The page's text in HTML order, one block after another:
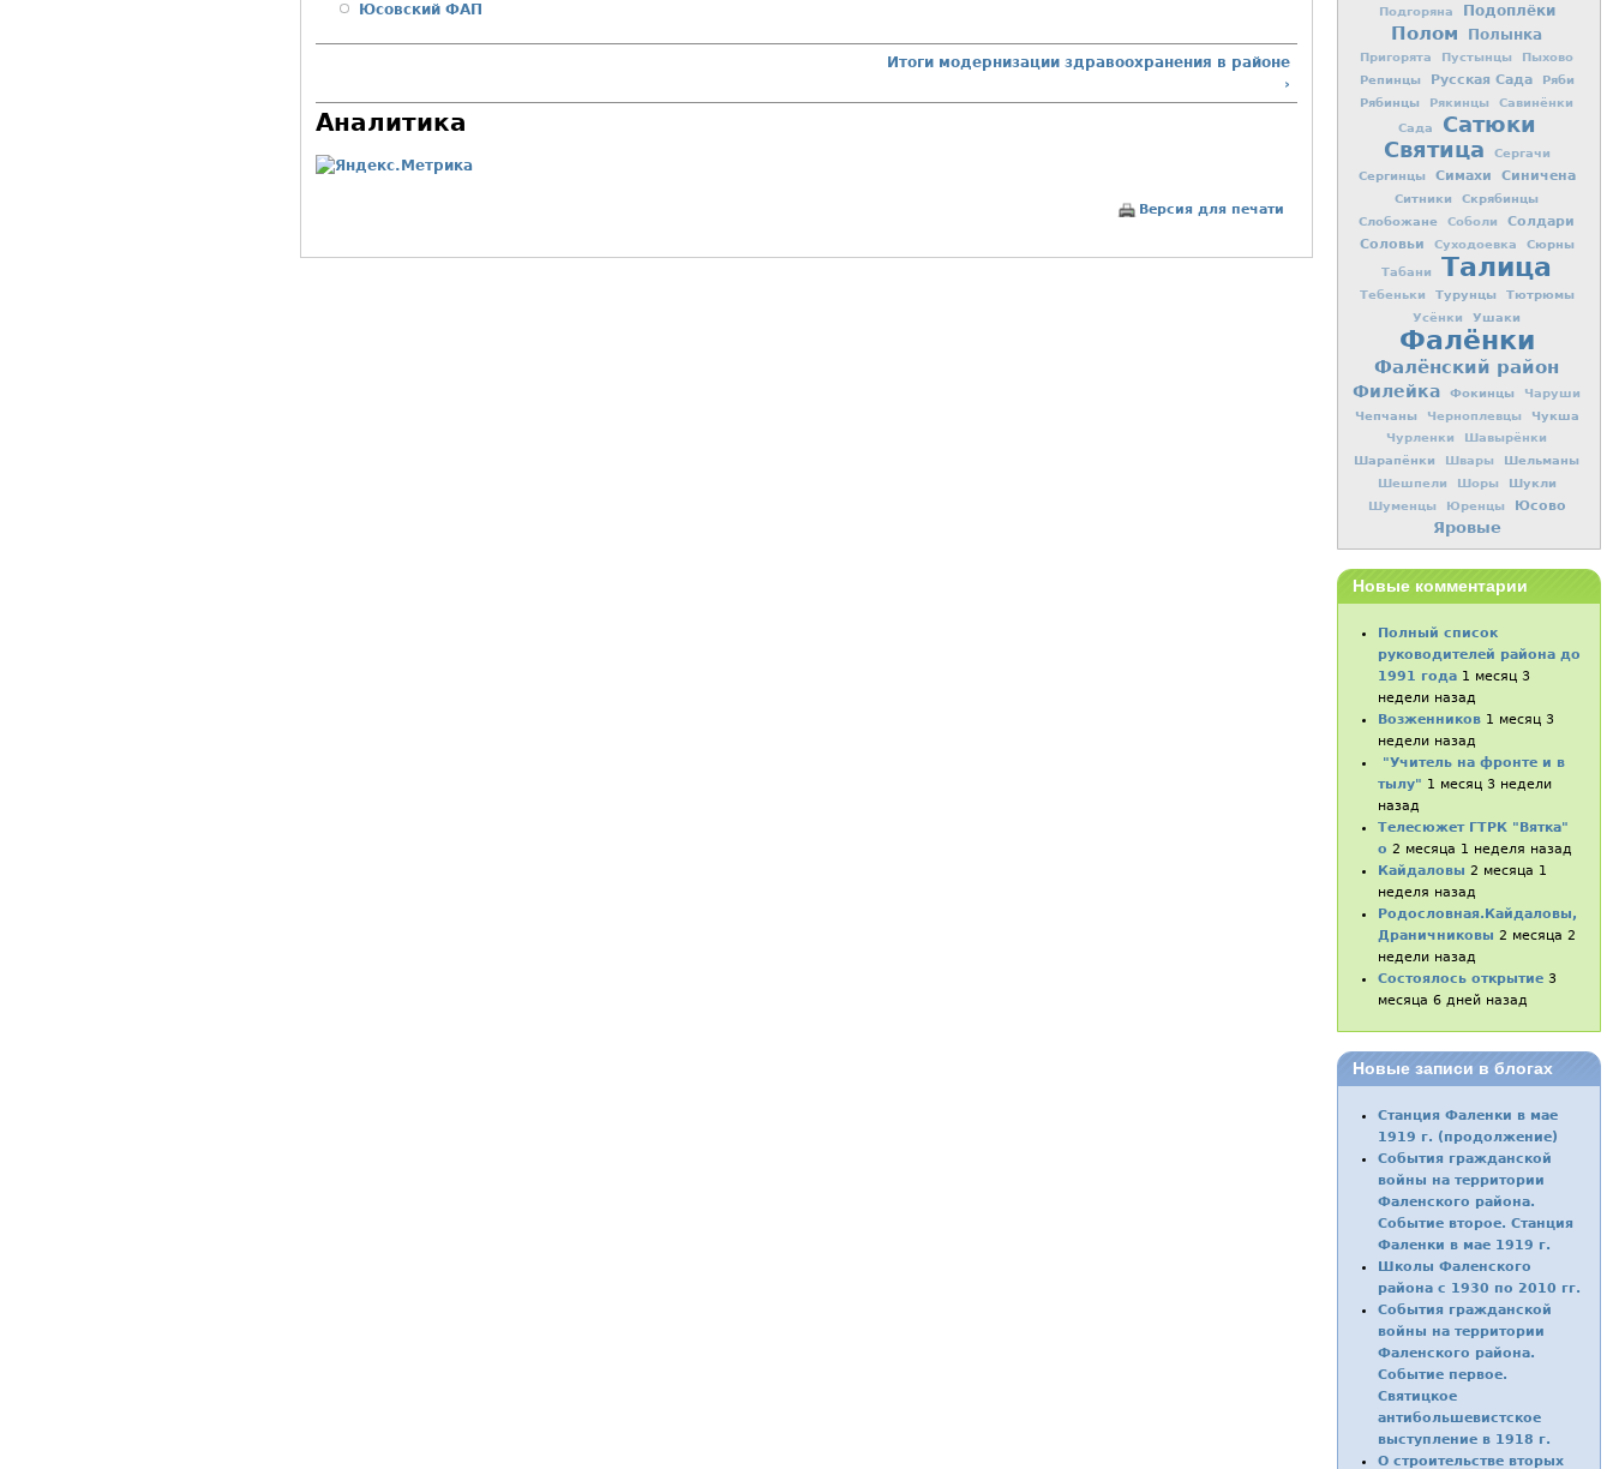
Юсовский ФАП
Итоги модернизации здравоохранения в районе
›
Аналитика
Версия для печати
Подгоряна
Подоплёки
Полом Полынка
Пригорята Пустынцы Пыхово
Репинцы Русская Сада
Ряби
Рябинцы
Рякинцы
Савинёнки
Сада
Сатюки
Святица
Сергачи
Сергинцы Симахи Синичена
Ситники
Скрябинцы
Слобожане
Соболи
Солдари
Соловьи
Суходоевка Сюрны
Табани Талица
Тебеньки Турунцы Тютрюмы
Усёнки Ушаки
Фалёнки
Фалёнский район
Филейка Фокинцы Чаруши
Чепчаны Черноплевцы Чукша
Чурленки Шавырёнки
Шарапёнки Швары Шельманы
Шешпели Шоры Шукли
Шуменцы Юренцы Юсово
Яровые
Новые комментарии
Полный список
руководителей района до
1991 года 1 месяц 3
недели назад
Возженников 1 месяц 3
недели назад
"Учитель на фронте и в
тылу" 1 месяц 3 недели
назад
Телесюжет ГТРК "Вятка"
о 2 месяца 1 неделя назад
Кайдаловы 2 месяца 1
неделя назад
Родословная.Кайдаловы,
Драничниковы 2 месяца 2
недели назад
Состоялось открытие 3
месяца 6 дней назад
Новые записи в блогах
Станция Фаленки в мае
1919 г. (продолжение)
События гражданской
войны на территории
Фаленского района.
Событие второе. Станция
Фаленки в мае 1919 г.
Школы Фаленского
района с 1930 по 2010 гг.
События гражданской
войны на территории
Фаленского района.
Событие первое.
Святицкое
антибольшевистское
выступление в 1918 г.
О строительстве вторых